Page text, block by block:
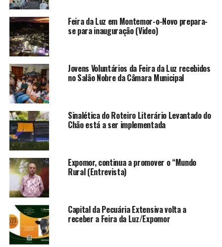
Feira da Luz em Montemor-o-Novo prepara-
se para inauguração (Video)
Jovens Voluntários da Feira da Luz recebidos
no Salão Nobre da Câmara Municipal
Sinalética do Roteiro Literário Levantado do
Chão está a ser implementada
Expomor, continua a promover o “Mundo
Rural (Entrevista)
Capital da Pecuária Extensiva volta a
receber a Feira da Luz/Expomor